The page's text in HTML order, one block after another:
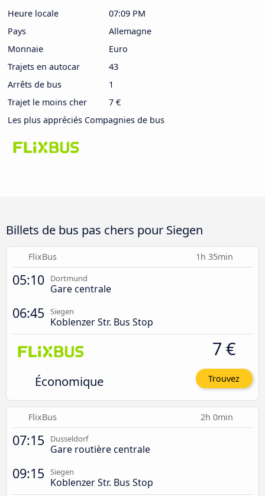
Heure locale
07:09 PM
Pays
Allemagne
Monnaie
Euro
Trajets en autocar
43
Arrêts de bus
1
Trajet le moins cher
7 €
Les plus appréciés Compagnies de bus
Billets de bus pas chers pour Siegen
FlixBus 1h 35min
05:10 Dortmund
Gare centrale
06:45 Siegen
Koblenzer Str. Bus Stop
Économique
7 €
Trouvez
FlixBus 2h 0min
07:15 Dusseldorf
Gare routière centrale
09:15 Siegen
Koblenzer Str. Bus Stop